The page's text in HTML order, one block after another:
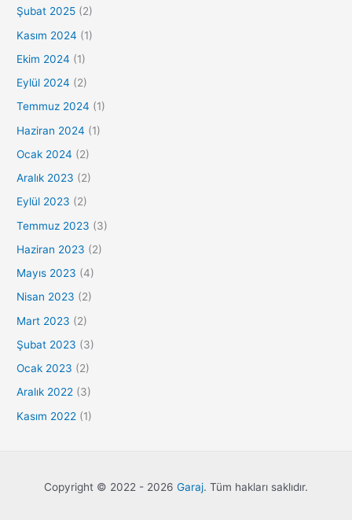
Şubat 2025 (2)
Kasım 2024 (1)
Ekim 2024 (1)
Eylül 2024 (2)
Temmuz 2024 (1)
Haziran 2024 (1)
Ocak 2024 (2)
Aralık 2023 (2)
Eylül 2023 (2)
Temmuz 2023 (3)
Haziran 2023 (2)
Mayıs 2023 (4)
Nisan 2023 (2)
Mart 2023 (2)
Şubat 2023 (3)
Ocak 2023 (2)
Aralık 2022 (3)
Kasım 2022 (1)
Copyright © 2022 - 2026 Garaj. Tüm hakları saklıdır.